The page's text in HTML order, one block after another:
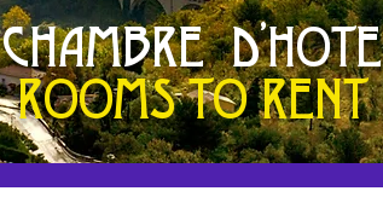
CHAMBRE D'HOTE
ROOMS TO RENT